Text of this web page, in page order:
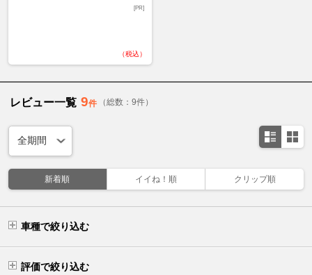
[PR]
（税込）
レビュー一覧 9件 （総数：9件）
新着順 イイね！順 クリップ順
車種で絞り込む
評価で絞り込む